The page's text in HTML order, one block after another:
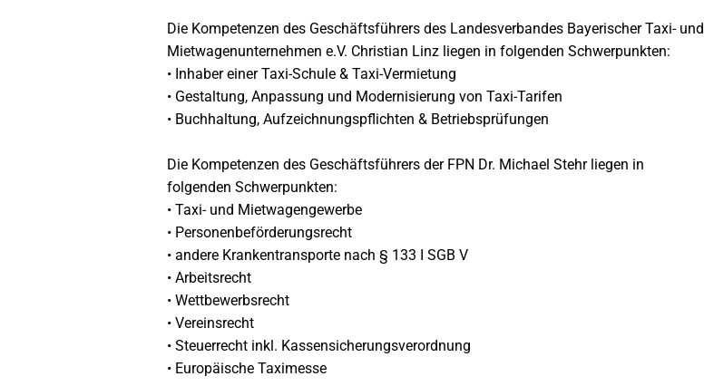
Die Kompetenzen des Geschäftsführers des Landesverbandes Bayerischer Taxi- und
Mietwagenunternehmen e.V. Christian Linz liegen in folgenden Schwerpunkten:
• Inhaber einer Taxi-Schule & Taxi-Vermietung
• Gestaltung, Anpassung und Modernisierung von Taxi-Tarifen
• Buchhaltung, Aufzeichnungspflichten & Betriebsprüfungen
Die Kompetenzen des Geschäftsführers der FPN Dr. Michael Stehr liegen in
folgenden Schwerpunkten:
• Taxi- und Mietwagengewerbe
• Personenbeförderungsrecht
• andere Krankentransporte nach § 133 I SGB V
• Arbeitsrecht
• Wettbewerbsrecht
• Vereinsrecht
• Steuerrecht inkl. Kassensicherungsverordnung
• Europäische Taximesse